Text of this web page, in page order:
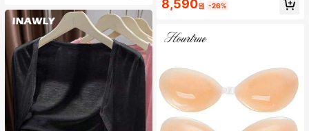
8,590원 -26%